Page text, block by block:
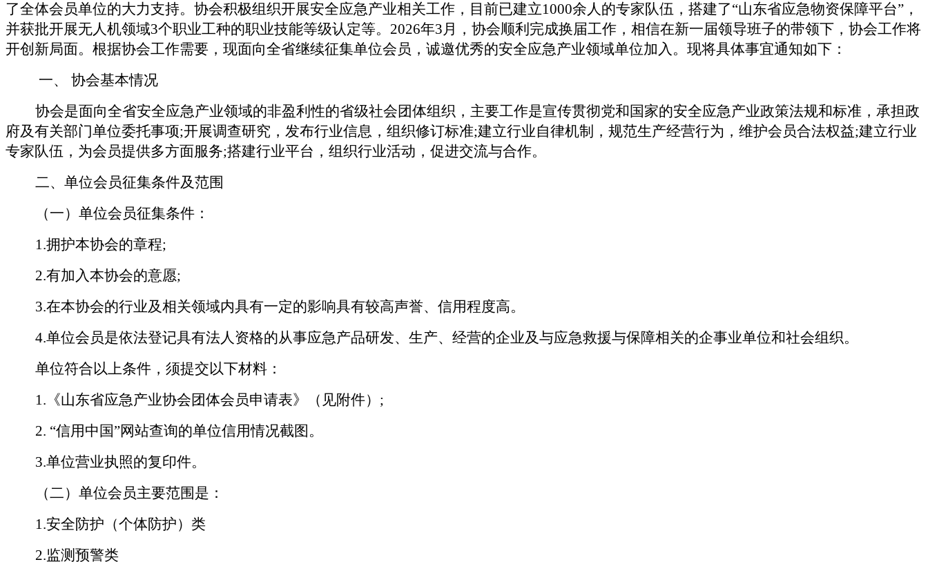
了全体会员单位的大力支持。协会积极组织开展安全应急产业相关工作，目前已建立1000余人的专家队伍，搭建了“山东省应急物资保障平台” ，
并获批开展无人机领域3个职业工种的职业技能等级认定等。 2026年3月，协会顺利完成换届工作，相信在新一届领导班子的带领下，协会工作将
开创新局面。根据协会工作需要，现面向全省继续征集单位会员，诚邀优秀的安全应急产业领域单位加入。现将具体事宜通知如下：
一、
协会基本情况
协会是面向全省安全应急产业领域的非盈利性的省级社会团体组织，主要工作是宣传贯彻党和国家的安全应急产业政策法规和标准，承担政
府及有关部门单位委托事项;开展调查研究，发布行业信息，组织修订标准;建立行业自律机制，规范生产经营行为，维护会员合法权益;建立行业
专家队伍，为会员提供多方面服务;搭建行业平台，组织行业活动，促进交流与合作。
二、单位会员征集条件及范围
（一）单位会员征集条件：
1.拥护本协会的章程;
2.有加入本协会的意愿;
3.在本协会的行业及相关领域内具有一定的影响具有较高声誉、信用程度高。
4.单位会员是依法登记具有法人资格的从事应急产品研发、生产、经营的企业及与应急救援与保障相关的企事业单位和社会组织。
单位符合以上条件，须提交以下材料：
1. 《山东省应急产业协会团体会员申请表》（见附件）;
2. “信用中国”网站查询的单位信用情况截图。
3.单位营业执照的复印件。
（二）单位会员主要范围是：
1.安全防护（个体防护）类
2.监测预警类